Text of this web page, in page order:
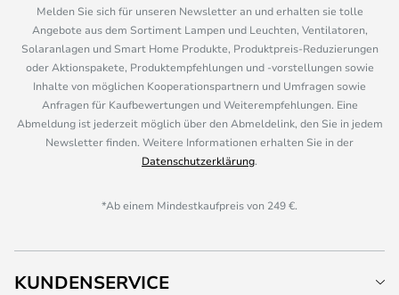
Melden Sie sich für unseren Newsletter an und erhalten sie tolle
Angebote aus dem Sortiment Lampen und Leuchten, Ventilatoren,
Solaranlagen und Smart Home Produkte, Produktpreis-Reduzierungen
oder Aktionspakete, Produktempfehlungen und -vorstellungen sowie
Inhalte von möglichen Kooperationspartnern und Umfragen sowie
Anfragen für Kaufbewertungen und Weiterempfehlungen. Eine
Abmeldung ist jederzeit möglich über den Abmeldelink, den Sie in jedem
Newsletter finden. Weitere Informationen erhalten Sie in der
Datenschutzerklärung.
*Ab einem Mindestkaufpreis von 249 €.
KUNDENSERVICE